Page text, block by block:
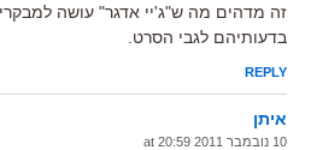
זה מדהים מה ש"ג'יי אדגר" עושה
בדעותיהם לגבי הסרט.
REPLY
איתן
10 נובמבר 2011 at 20:59